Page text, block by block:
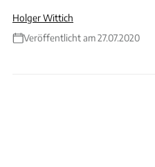
Holger Wittich
Veröffentlicht am 27.07.2020